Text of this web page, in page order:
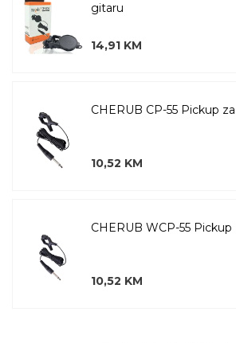
gitaru
14,91 KM
CHERUB CP-55 Pickup
10,52 KM
CHERUB WCP-55 Pickup
10,52 KM